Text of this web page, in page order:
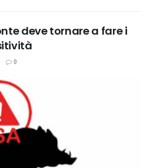
deve tornare a fare i
0